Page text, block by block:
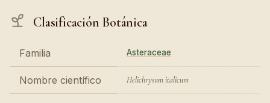
Clasificación Botánica
Familia Asteraceae
Nombre científico Helichrysum italicum